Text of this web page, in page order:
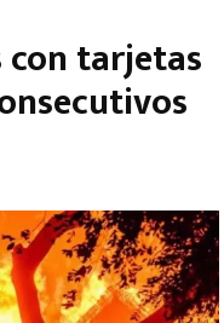
con tarjetas